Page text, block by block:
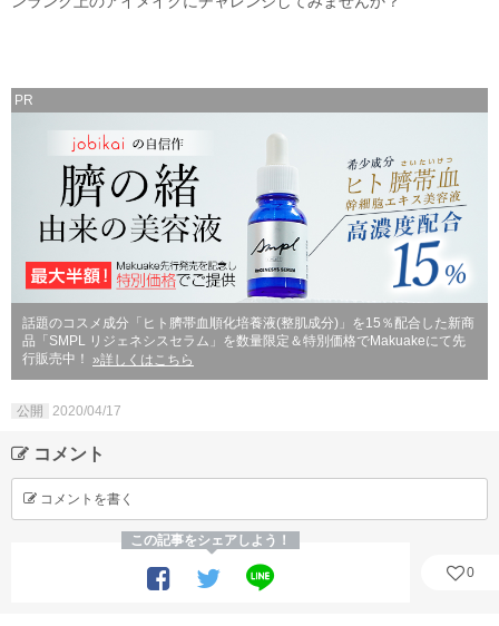
PR
話題のコスメ成分「ヒト臍帯血順化培養液(整肌成分)」を15％配合した新商
品「SMPL リジェネシスセラム」を数量限定＆特別価格でMakuakeにて先
行販売中！ »詳しくはこちら
公開 2020/04/17
コメント
コメントを書く
この記事をシェアしよう！
0